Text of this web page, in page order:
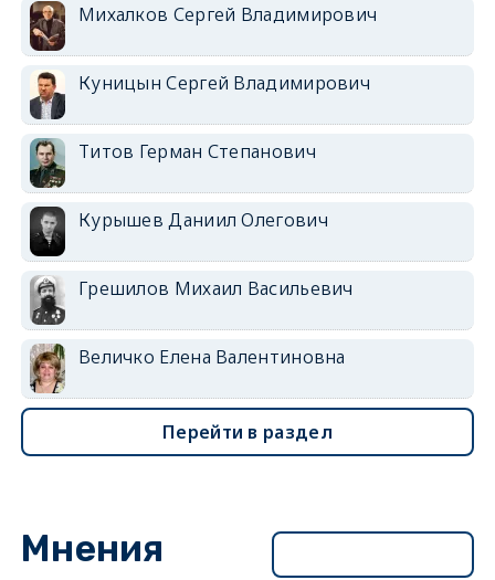
Михалков Сергей Владимирович
Куницын Сергей Владимирович
Титов Герман Степанович
Курышев Даниил Олегович
Грешилов Михаил Васильевич
Величко Елена Валентиновна
Перейти в раздел
Мнения